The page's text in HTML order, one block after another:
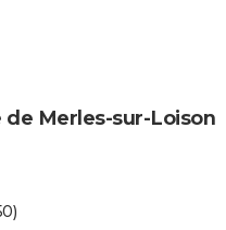
Merles-sur-Loison